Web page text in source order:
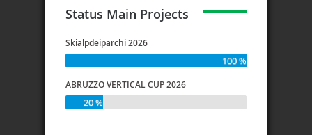
Status Main Projects
Skialpdeiparchi 2026
100 %
ABRUZZO VERTICAL CUP 2026
20 %